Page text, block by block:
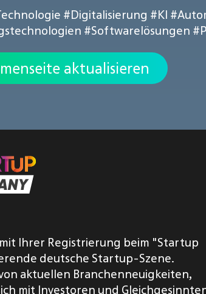
#Digitalisierung #KI
#Softwarelösungen
aktualisieren
Ihrer Registrierung beim "Startup
deutsche Startup-Szene.
aktuellen Branchenneuigkeiten,
mit Investoren und